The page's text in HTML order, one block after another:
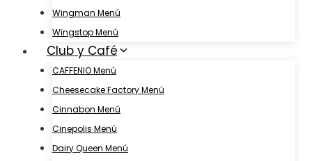
Wingman Menú
Wingstop Menú
Club y Café
CAFFENIO Menú
Cheesecake Factory Menú
Cinnabon Menú
Cinepolis Menú
Dairy Queen Menú